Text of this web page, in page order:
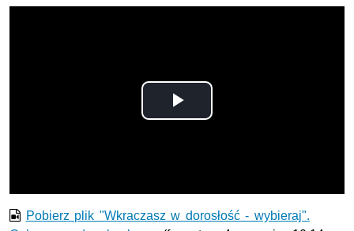
Odtwórz
Pobierz plik "Wkraczasz w dorosłość - wybieraj".